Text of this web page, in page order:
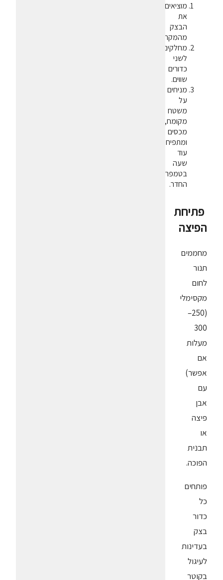
מוציאים
את
הבצק
מהמקרר.
מחלקים
לשני
כדורים
שווים.
מניחים
על
משטח
מקומח,
מכסים
ומתפיחים
עוד
שעה
בטמפרטורת
החדר.
פתיחת
הפיצה
מחממים
תנור
לחום
מקסימלי
(250–
300
מעלות
אם
אפשר)
עם
אבן
פיצה
או
תבנית
הפוכה.
פותחים
כל
כדור
בצק
בעדינות
לעיגול
בקוטר